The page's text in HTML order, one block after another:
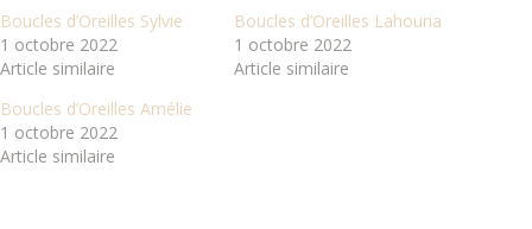
Boucles d’Oreilles Sylvie
1 octobre 2022
Article similaire
Boucles d’Oreilles Lahouria
1 octobre 2022
Article similaire
Boucles d’Oreilles Amélie
1 octobre 2022
Article similaire